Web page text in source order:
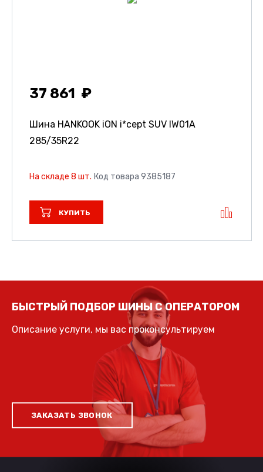
37 861
Шина HANKOOK iON i*cept SUV IW01A
285/35R22
На складе 8 шт. Код товара 9385187
КУПИТЬ
БЫСТРЫЙ ПОДБОР ШИНЫ С ОПЕРАТОРОМ
Описание услуги, мы вас проконсультируем
ЗАКАЗАТЬ ЗВОНОК